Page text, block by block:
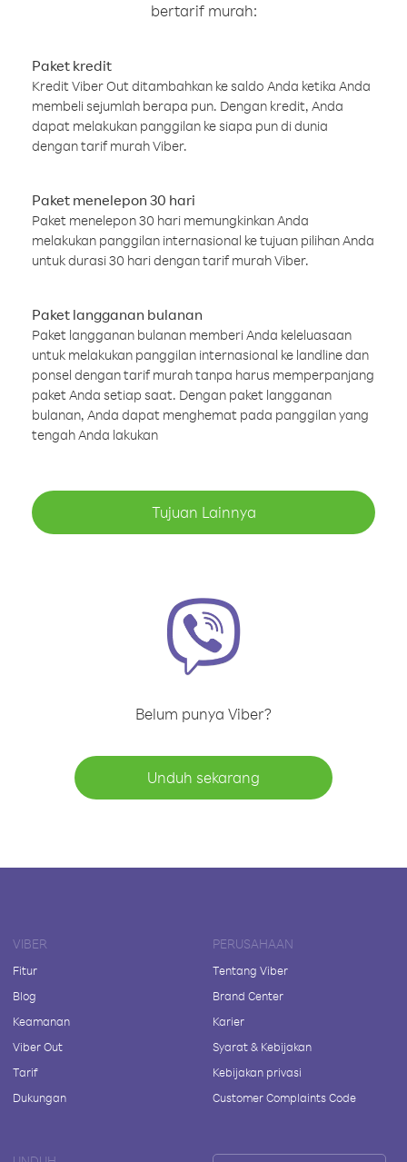
bertarif murah:
Paket kredit
Kredit Viber Out ditambahkan ke saldo Anda ketika Anda
membeli sejumlah berapa pun. Dengan kredit, Anda
dapat melakukan panggilan ke siapa pun di dunia
dengan tarif murah Viber.
Paket menelepon 30 hari
Paket menelepon 30 hari memungkinkan Anda
melakukan panggilan internasional ke tujuan pilihan Anda
untuk durasi 30 hari dengan tarif murah Viber.
Paket langganan bulanan
Paket langganan bulanan memberi Anda keleluasaan
untuk melakukan panggilan internasional ke landline dan
ponsel dengan tarif murah tanpa harus memperpanjang
paket Anda setiap saat. Dengan paket langganan
bulanan, Anda dapat menghemat pada panggilan yang
tengah Anda lakukan
Tujuan Lainnya
Belum punya Viber?
Unduh sekarang
VIBER
Fitur
Blog
Keamanan
Viber Out
Tarif
Dukungan
PERUSAHAAN
Tentang Viber
Brand Center
Karier
Syarat & Kebijakan
Kebijakan privasi
Customer Complaints Code